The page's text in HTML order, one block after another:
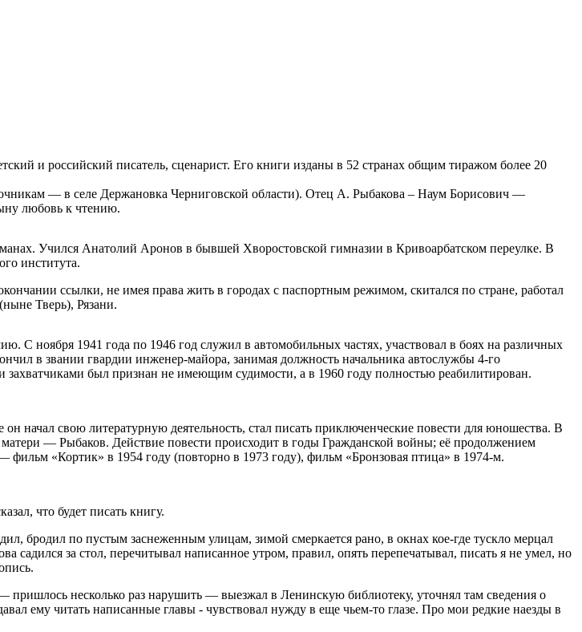
и российский писатель, сценарист. Его книги изданы в 52 странах общим тиражом более 20
— в селе Держановка Черниговской области). Отец А. Рыбакова – Наум Борисович —
любовь к чтению.
Учился Анатолий Аронов в бывшей Хворостовской гимназии в Кривоарбатском переулке. В
института.
ссылки, не имея права жить в городах с паспортным режимом, скитался по стране, работал
Тверь), Рязани.
С ноября 1941 года по 1946 год служил в автомобильных частях, участвовал в боях на различных
в звании гвардии инженер-майора, занимая должность начальника автослужбы 4-го
захватчиками был признан не имеющим судимости, а в 1960 году полностью реабилитирован.
начал свою литературную деятельность, стал писать приключенческие повести для юношества. В
— Рыбаков. Действие повести происходит в годы Гражданской войны; её продолжением
«Кортик» в 1954 году (повторно в 1973 году), фильм «Бронзовая птица» в 1974-м.
что будет писать книгу.
бродил по пустым заснеженным улицам, зимой смеркается рано, в окнах кое-где тускло мерцал
за стол, перечитывал написанное утром, правил, опять перепечатывал, писать я не умел, но
несколько раз нарушить — выезжал в Ленинскую библиотеку, уточнял там сведения о
ему читать написанные главы - чувствовал нужду в еще чьем-то глазе. Про мои редкие наезды в